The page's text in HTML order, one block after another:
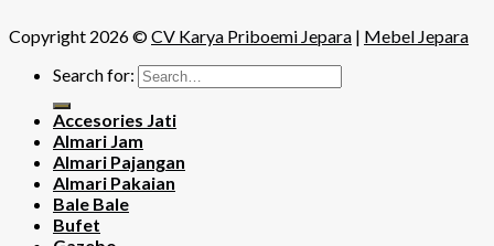
Copyright 2026 ©CV Karya Priboemi Jepara | Mebel Jepara
Search for:
Accesories Jati
Almari Jam
Almari Pajangan
Almari Pakaian
Bale Bale
Bufet